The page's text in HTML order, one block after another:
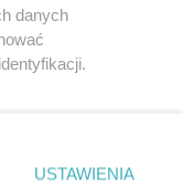
danych
prywatności
USTAWIENIA